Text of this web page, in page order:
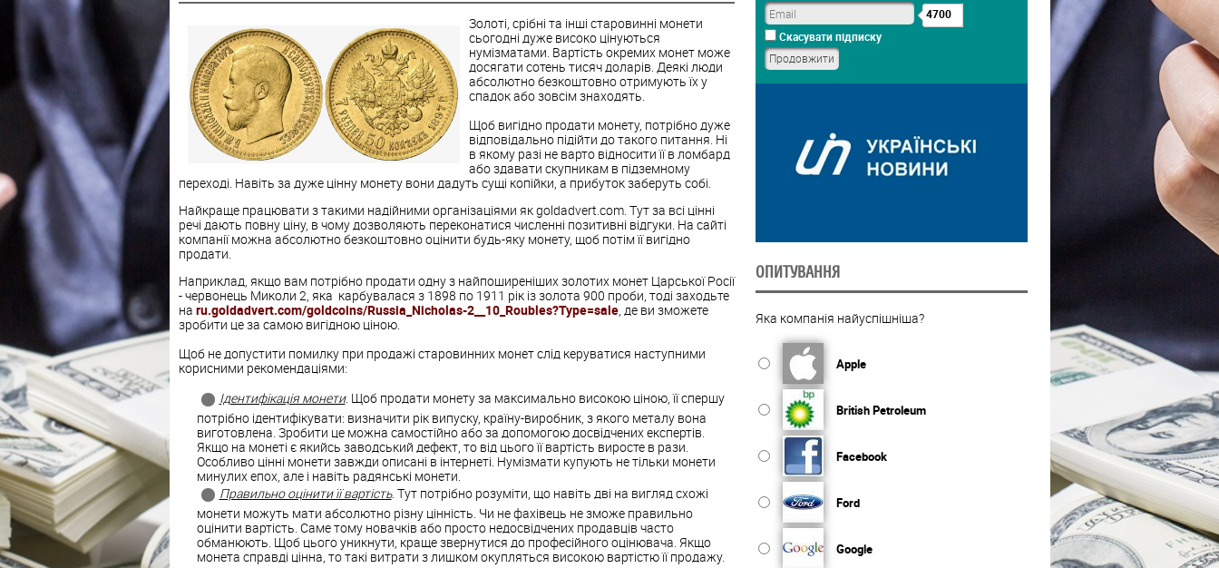
Золоті, срібні та інші старовинні монети
сьогодні дуже високо цінуються
нумізматами. Вартість окремих монет може
досягати сотень тисяч доларів. Деякі люди
абсолютно безкоштовно отримують їх у
спадок або зовсім знаходять.
Щоб вигідно продати монету, потрібно дуже
відповідально підійти до такого питання. Ні
в якому разі не варто відносити її в ломбард
або здавати скупникам в підземному
переході. Навіть за дуже цінну монету вони дадуть сущі копійки, а прибуток заберуть собі.
Найкраще працювати з такими надійними організаціями як goldadvert.com. Тут за всі цінні
речі дають повну ціну, в чому дозволяють переконатися численні позитивні відгуки. На сайті
компанії можна абсолютно безкоштовно оцінити будь-яку монету, щоб потім її вигідно
продати.
Наприклад, якщо вам потрібно продати одну з найпоширеніших золотих монет Царської Росії
- червонець Миколи 2, яка карбувалася з 1898 по 1911 рік із золота 900 проби, тоді заходьте
на ru.goldadvert.com/goldcoins/Russia_Nicholas-2__10_Roubles?Type=sale, де ви зможете
зробити це за самою вигідною ціною.
Щоб не допустити помилку при продажі старовинних монет слід керуватися наступними
корисними рекомендаціями:
Ідентифікація монети. Щоб продати монету за максимально високою ціною, її спершу
потрібно ідентифікувати: визначити рік випуску, країну-виробник, з якого металу вона
виготовлена. Зробити це можна самостійно або за допомогою досвідчених експертів.
Якщо на монеті є якийсь заводський дефект, то від цього її вартість виросте в рази.
Особливо цінні монети завжди описані в інтернеті. Нумізмати купують не тільки монети
минулих епох, але і навіть радянські монети.
Правильно оцінити її вартість. Тут потрібно розуміти, що навіть дві на вигляд схожі
монети можуть мати абсолютно різну цінність. Чи не фахівець не зможе правильно
оцінити вартість. Саме тому новачків або просто недосвідчених продавців часто
обманюють. Щоб цього уникнути, краще звернутися до професійного оцінювача. Якщо
монета справді цінна, то такі витрати з лишком окупляться високою вартістю її продажу.
4700
Скасувати підписку
ОПИТУВАННЯ
Яка компанія найуспішніша?
Apple
British Petroleum
Facebook
Ford
Google